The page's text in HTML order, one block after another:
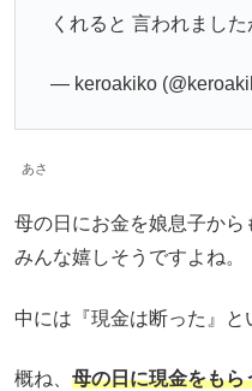
くれると 言われまし
— keroakiko
あさ
母の日にお金を娘息子か
みんな嬉しそうですよね。
中には『現金は断った』と
概ね、 母の日に現金をもら